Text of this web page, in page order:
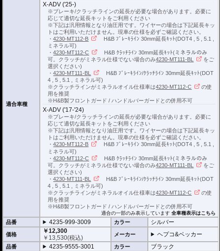
※車体の個体差によりブレーキ/クラッチラインの延長が必要な場合がありま
ブレーキ/クラッチラインの延長にはヘプコ&ベッカーの延長キットがおすすめ
をご確認ください。
適合車種
X-ADV ('25-)
※ブレーキ/クラッチラインの延長が必要な場合があります。必要に
応じて適切な延長キットをご利用ください
※下記は汎用情報となり油圧用です。ワイヤーの場合は下記延長キッ
トはご利用いただけません。現車の仕様を必ずご確認ください。
・4230-MT112-B
H&B ﾌﾞﾚｰｷﾗｲﾝ 30mm延長ｷｯﾄ(DOT4 , 5 , 5.1 ,
ミネラル可)
・4230-MT112-C
H&B ｸﾗｯﾁﾗｲﾝ 30mm延長ｷｯﾄ(ミネラルのみ
可。クラッチがミネラル仕様でない場合のみ4230-MT111-BL
をご
選択ください)
・4230-MT111-BL
H&B ﾌﾞﾚｰｷﾗｲﾝ/ｸﾗｯﾁﾗｲﾝ 30mm延長ｷｯﾄ(DOT
4 , 5 , 5.1 , ミネラル可)
※クラッチラインがミネラルオイル仕様車は4230-MT112-C
の使
用を推奨
※H&B製フロントガード / ハンドルバーガードとの併用不可
X-ADV ('17-'24)
※ブレーキ/クラッチラインの延長が必要な場合があります。必要に
応じて適切な延長キットをご利用ください
※下記は汎用情報となり油圧用です。ワイヤーの場合は下記延長キッ
トはご利用いただけません。現車の仕様を必ずご確認ください。
・4230-MT112-B
H&B ﾌﾞﾚｰｷﾗｲﾝ 30mm延長ｷｯﾄ(DOT4 , 5 , 5.1 ,
ミネラル可)
・4230-MT112-C
H&B ｸﾗｯﾁﾗｲﾝ 30mm延長ｷｯﾄ(ミネラルのみ
可。クラッチがミネラル仕様でない場合のみ4230-MT111-BL
をご
選択ください)
・4230-MT111-BL
H&B ﾌﾞﾚｰｷﾗｲﾝ/ｸﾗｯﾁﾗｲﾝ 30mm延長ｷｯﾄ(DOT
4 , 5 , 5.1 , ミネラル可)
※クラッチラインがミネラルオイル仕様車は4230-MT112-C
の使
用を推奨
※H&B製フロントガード / ハンドルバーガードとの併用不可
適合の一部のみ表示しています全車種表示はこちら
品番 4235-999-3009 カラー シルバー
価格
￥12,300
￥ 13,530(税込) メーカー ヘプコ&ベッカー
品番 4235-9555-3001 カラー ブラック